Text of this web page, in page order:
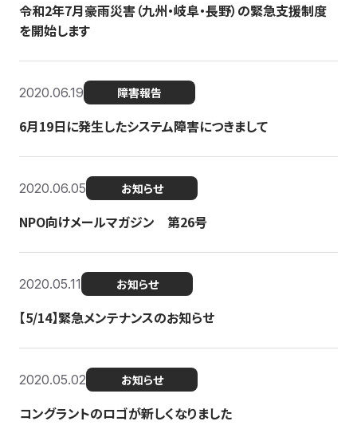
令和2年7月豪雨災害（九州・岐阜・長野）の緊急支援制度
を開始します
2020.06.19 障害報告
6月19日に発生したシステム障害につきまして
2020.06.05 お知らせ
NPO向けメールマガジン 第26号
2020.05.11 お知らせ
【5/14】緊急メンテナンスのお知らせ
2020.05.02 お知らせ
コングラントのロゴが新しくなりました